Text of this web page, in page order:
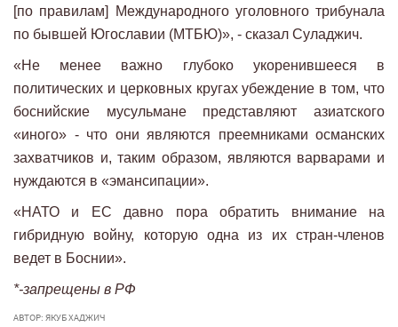
[по правилам] Международного уголовного трибунала
по бывшей Югославии (МТБЮ)», - сказал Суладжич.
«Не менее важно глубоко укоренившееся в
политических и церковных кругах убеждение в том, что
боснийские мусульмане представляют азиатского
«иного» - что они являются преемниками османских
захватчиков и, таким образом, являются варварами и
нуждаются в «эмансипации».
«НАТО и ЕС давно пора обратить внимание на
гибридную войну, которую одна из их стран-членов
ведет в Боснии».
*-запрещены в РФ
АВТОР: ЯКУБ ХАДЖИЧ